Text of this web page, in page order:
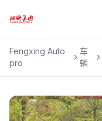
Fengxing Auto
pro
车
辆